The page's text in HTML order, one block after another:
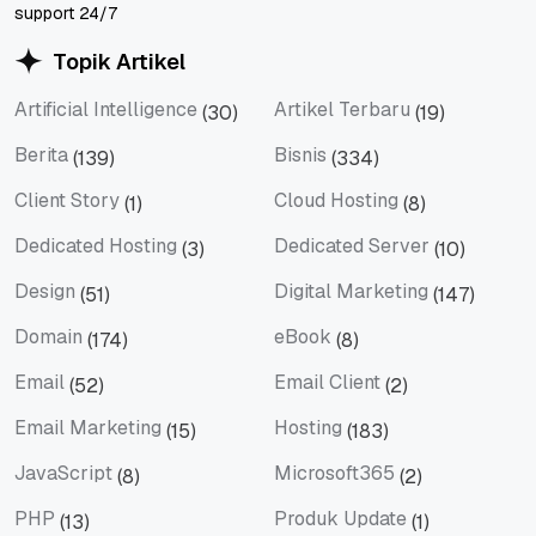
support 24/7
Topik Artikel
Artificial Intelligence (30) Artikel Terbaru (19)
Berita(139) Bisnis (334)
Client Story(1) Cloud Hosting (8)
Dedicated Hosting (3) Dedicated Server (10)
Design (51) Digital Marketing (147)
Domain (174) eBook (8)
Email(52) Email Client(2)
Email Marketing (15) Hosting (183)
JavaScript(8) Microsoft365 (2)
PHP (13) Produk Update (1)